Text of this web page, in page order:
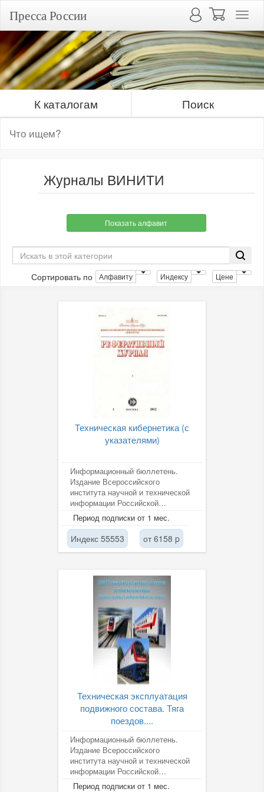
Пресса России
К каталогам Поиск
Журналы ВИНИТИ
Показать алфавит
Сортировать по Алфавиту Индексу Цене
Техническая кибернетика (с
указателями)
Информационный бюллетень.
Издание Всероссийского
института научной и технической
информации Российской
академии наук (ВИНИТИ РАН).
Период подписки от 1 мес.
Индекс 55553 от 6158 p
Техническая эксплуатация
подвижного состава. Тяга
поездов....
Информационный бюллетень.
Издание Всероссийского
института научной и технической
информации Российской
академии наук (ВИНИТИ РАН).
Период подписки от 1 мес.